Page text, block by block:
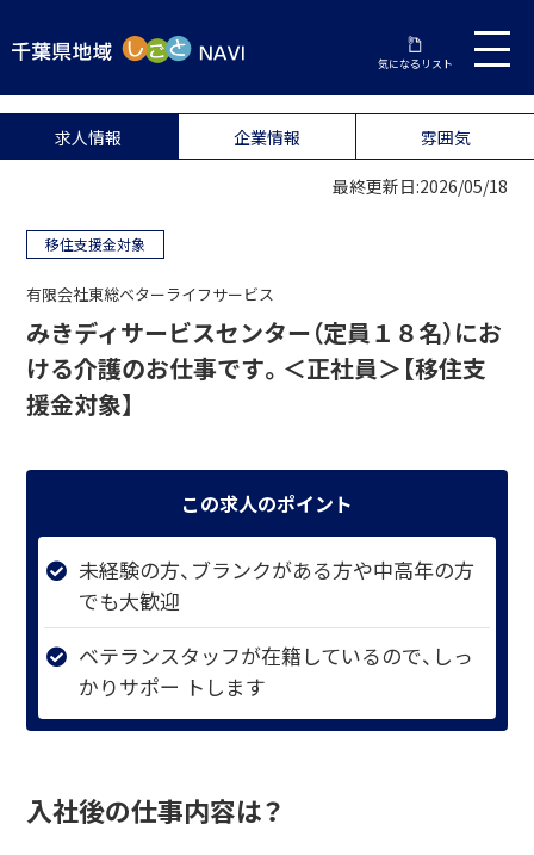
気になるリスト
求人情報 企業情報 雰囲気
最終更新日:2026/05/18
移住支援金対象
有限会社東総ベターライフサービス
みきディサービスセンター（定員１８名）にお
ける介護のお仕事です。＜正社員＞【移住支
援金対象】
この求人のポイント
未経験の方、ブランクがある方や中高年の方
でも大歓迎
ベテランスタッフが在籍しているので、しっ
かりサポー トします
入社後の仕事内容は？